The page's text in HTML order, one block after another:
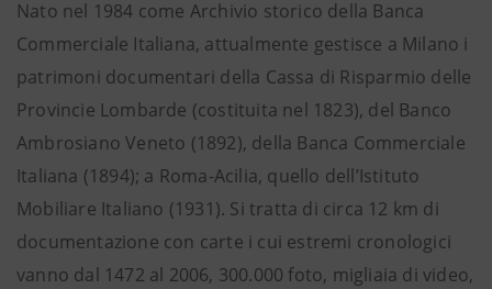
Nato nel 1984 come Archivio storico della Banca
Commerciale Italiana, attualmente gestisce a Milano i
patrimoni documentari della Cassa di Risparmio delle
Provincie Lombarde (costituita nel 1823), del Banco
Ambrosiano Veneto (1892), della Banca Commerciale
Italiana (1894); a Roma-Acilia, quello dell’Istituto
Mobiliare Italiano (1931). Si tratta di circa 12 km di
documentazione con carte i cui estremi cronologici
vanno dal 1472 al 2006, 300.000 foto, migliaia di video,